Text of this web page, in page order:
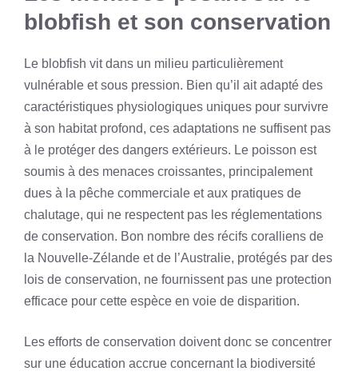
blobfish et son conservation
Le blobfish vit dans un milieu particulièrement
vulnérable et sous pression. Bien qu’il ait adapté des
caractéristiques physiologiques uniques pour survivre
à son habitat profond, ces adaptations ne suffisent pas
à le protéger des dangers extérieurs. Le poisson est
soumis à des menaces croissantes, principalement
dues à la pêche commerciale et aux pratiques de
chalutage, qui ne respectent pas les réglementations
de conservation. Bon nombre des récifs coralliens de
la Nouvelle-Zélande et de l’Australie, protégés par des
lois de conservation, ne fournissent pas une protection
efficace pour cette espèce en voie de disparition.
Les efforts de conservation doivent donc se concentrer
sur une éducation accrue concernant la biodiversité